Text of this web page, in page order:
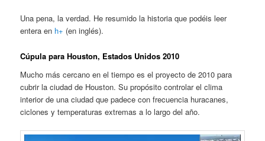
Una pena, la verdad. He resumido la historia que podéis leer
entera en h+ (en inglés).
Cúpula para Houston, Estados Unidos 2010
Mucho más cercano en el tiempo es el proyecto de 2010 para
cubrir la ciudad de Houston. Su propósito controlar el clima
interior de una ciudad que padece con frecuencia huracanes,
ciclones y temperaturas extremas a lo largo del año.